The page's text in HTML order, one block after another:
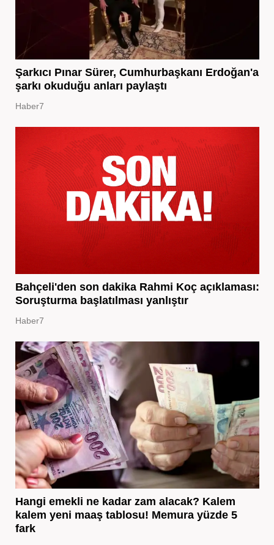
Şarkıcı Pınar Sürer, Cumhurbaşkanı Erdoğan'a
şarkı okuduğu anları paylaştı
Haber7
Bahçeli'den son dakika Rahmi Koç açıklaması:
Soruşturma başlatılması yanlıştır
Haber7
Hangi emekli ne kadar zam alacak? Kalem
kalem yeni maaş tablosu! Memura yüzde 5
fark